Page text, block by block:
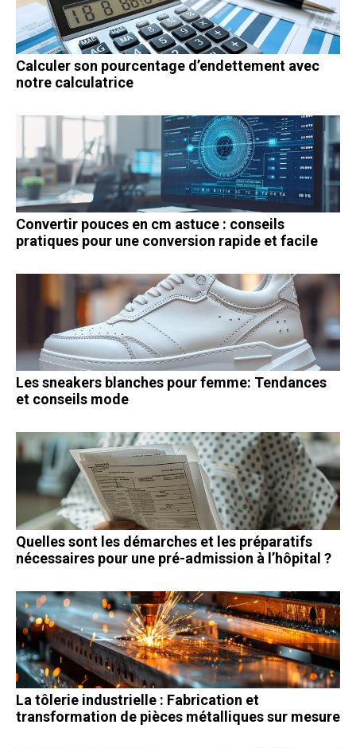
Calculer son pourcentage d’endettement avec
notre calculatrice
Convertir pouces en cm astuce : conseils
pratiques pour une conversion rapide et facile
Les sneakers blanches pour femme: Tendances
et conseils mode
Quelles sont les démarches et les préparatifs
nécessaires pour une pré-admission à l’hôpital ?
La tôlerie industrielle : Fabrication et
transformation de pièces métalliques sur mesure